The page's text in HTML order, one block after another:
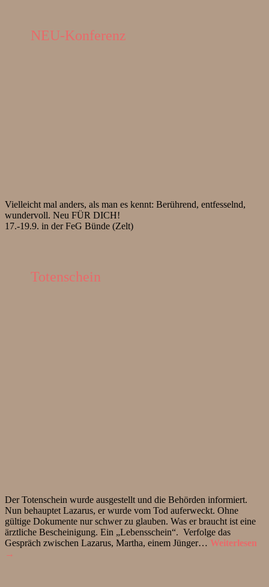
NEU-Konferenz
Vielleicht mal anders, als man es kennt: Berührend, entfesselnd,
wundervoll. Neu FÜR DICH!
17.-19.9. in der FeG Bünde (Zelt)
Totenschein
Der Totenschein wurde ausgestellt und die Behörden informiert.
Nun behauptet Lazarus, er wurde vom Tod auferweckt. Ohne
gültige Dokumente nur schwer zu glauben. Was er braucht ist eine
ärztliche Bescheinigung. Ein „Lebensschein“. Verfolge das
Gespräch zwischen Lazarus, Martha, einem Jünger… Weiterlesen
→